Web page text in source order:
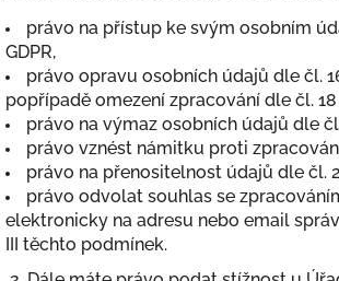
právo na přístup ke svým osobním
GDPR,
právo opravu osobních údajů dle čl.
popřípadě omezení zpracování dle čl. 18
právo na výmaz osobních údajů dle čl.
právo vznést námitku proti
právo na přenositelnost údajů dle čl.
právo odvolat souhlas se
elektronicky na adresu nebo email
III těchto podmínek.